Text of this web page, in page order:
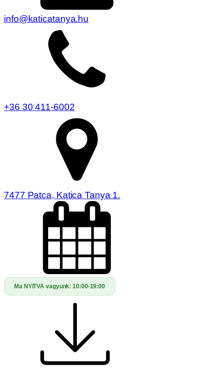
info@katicatanya.hu
+36 30 411-6002
7477 Patca, Katica Tanya 1.
Ma NYITVA vagyunk:10:00-19:00